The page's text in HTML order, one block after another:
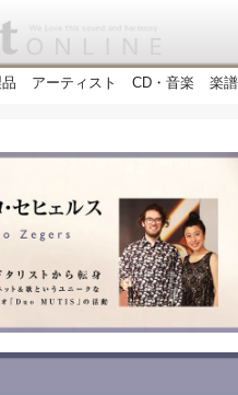
アーティスト CD・音楽 楽